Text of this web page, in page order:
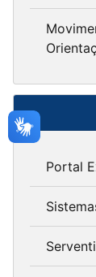
Portal